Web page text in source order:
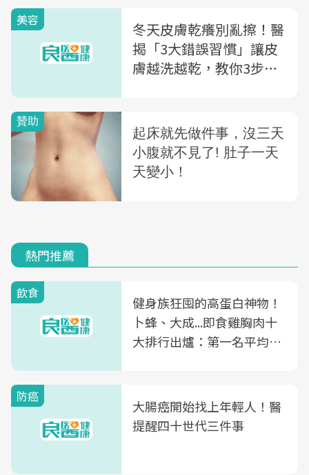
美容
冬天皮膚乾癢別亂擦！醫
揭「3大錯誤習慣」讓皮
膚越洗越乾，教你3步驟
熱門推薦
飲食
健身族狂囤的高蛋白神物！
卜蜂、大成...即食雞胸肉十
大排行出爐：第一名平均一
防癌
大腸癌開始找上年輕人！醫
提醒四十世代三件事